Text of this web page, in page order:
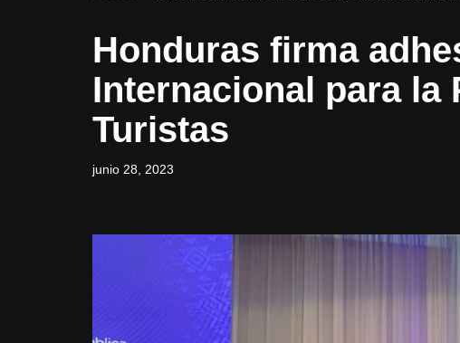
Honduras firma
Internacional para la
Turistas
junio 28, 2023